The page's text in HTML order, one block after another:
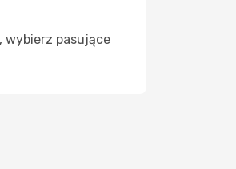
wybierz pasujące